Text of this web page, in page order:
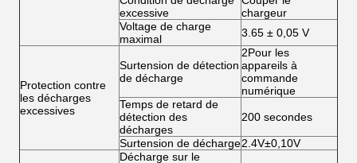
excessive
chargeur
Voltage de charge
maximal
3.65 ± 0,05 V
Protection contre
les décharges
excessives
Surtension de détection
de décharge
2Pour les
appareils à
commande
numérique
Temps de retard de
détection des
décharges
200 secondes
Surtension de décharge2.4V±0,10V
Décharge sur le